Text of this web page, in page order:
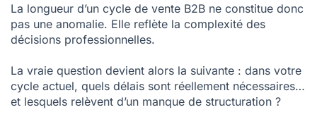
La longueur d’un cycle de vente B2B ne constitue donc
pas une anomalie. Elle reflète la complexité des
décisions professionnelles.
La vraie question devient alors la suivante : dans votre
cycle actuel, quels délais sont réellement nécessaires…
et lesquels relèvent d’un manque de structuration ?